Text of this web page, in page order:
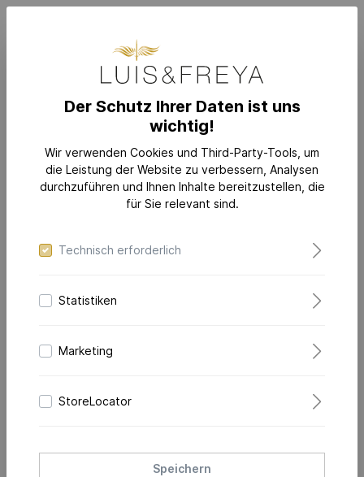
KOLLEKTIONEN
BRAC 2.5 MM BURMA BLUE
Der Schutz Ihrer Daten ist uns
wichtig!
Wir verwenden Cookies und Third-Party-Tools, um
die Leistung der Website zu verbessern, Analysen
durchzuführen und Ihnen Inhalte bereitzustellen, die
für Sie relevant sind.
Technisch erforderlich
Statistiken
Marketing
StoreLocator
Speichern